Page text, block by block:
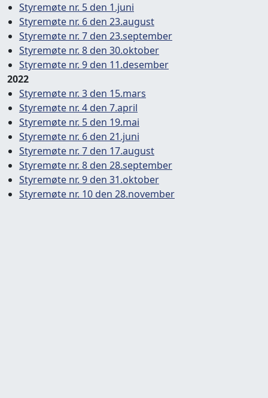
Styremøte nr. 5 den 1.juni
Styremøte nr. 6 den 23.august
Styremøte nr. 7 den 23.september
Styremøte nr. 8 den 30.oktober
Styremøte nr. 9 den 11.desember
2022
Styremøte nr. 3 den 15.mars
Styremøte nr. 4 den 7.april
Styremøte nr. 5 den 19.mai
Styremøte nr. 6 den 21.juni
Styremøte nr. 7 den 17.august
Styremøte nr. 8 den 28.september
Styremøte nr. 9 den 31.oktober
Styremøte nr. 10 den 28.november